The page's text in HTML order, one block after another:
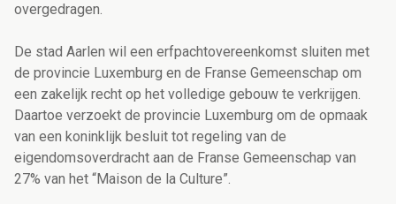
overgedragen.
De stad Aarlen wil een erfpachtovereenkomst sluiten met
de provincie Luxemburg en de Franse Gemeenschap om
een zakelijk recht op het volledige gebouw te verkrijgen.
Daartoe verzoekt de provincie Luxemburg om de opmaak
van een koninklijk besluit tot regeling van de
eigendomsoverdracht aan de Franse Gemeenschap van
27% van het “Maison de la Culture”.